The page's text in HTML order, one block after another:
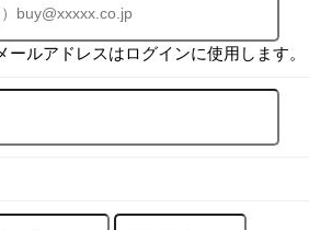
ールアドレスはログインに使用します。